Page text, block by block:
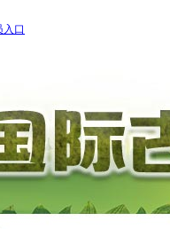
入口
五月
进